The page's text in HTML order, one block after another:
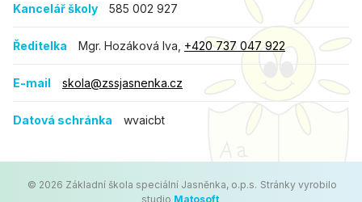
Kancelář školy 585 002 927
Ředitelka Mgr. Hozáková Iva, +420 737 047 922
E-mail skola@zssjasnenka.cz
Datová schránka wvaicbt
© 2026 Základní škola speciální Jasněnka, o.p.s. Stránky vyrobilo
studio Matosoft